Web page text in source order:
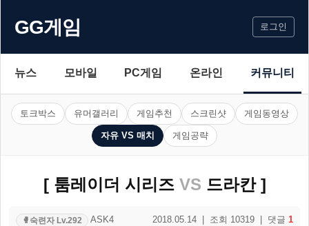
GG게임 로그인
뉴스 모바일 PC게임 온라인 커뮤니티
토크박스 유머갤러리 게임추천 스크린샷 게임동영상
자유 VS 매치 게임공략
[ 툼레이더 시리즈 VS 드라칸 ]
🥊 숙련자 Lv.292 ASK4 2018.05.14 | 조회 10319 | 댓글 1